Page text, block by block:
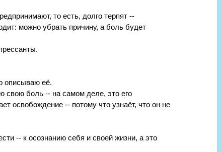
то есть, долго терпят --
можно убрать причину, а боль будет
описываю её.
свою боль -- на самом деле, это его
освобождение -- потому что узнаёт, что он не
-- к осознанию себя и своей жизни, а это